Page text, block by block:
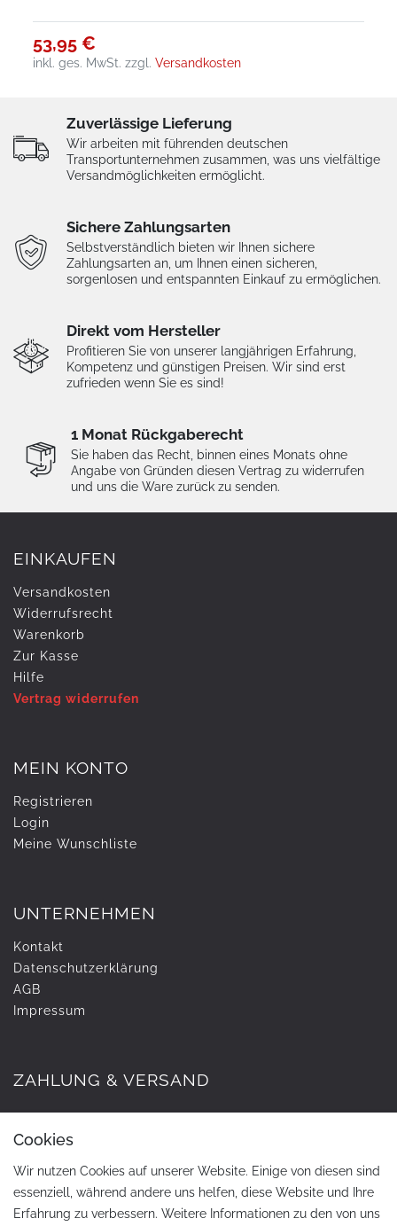
53,95 €
inkl. ges. MwSt. zzgl.Versandkosten
Zuverlässige Lieferung
Wir arbeiten mit führenden deutschen
Transportunternehmen zusammen, was uns vielfältige
Versandmöglichkeiten ermöglicht.
Sichere Zahlungsarten
Selbstverständlich bieten wir Ihnen sichere
Zahlungsarten an, um Ihnen einen sicheren,
sorgenlosen und entspannten Einkauf zu ermöglichen.
Direkt vom Hersteller
Profitieren Sie von unserer langjährigen Erfahrung,
Kompetenz und günstigen Preisen. Wir sind erst
zufrieden wenn Sie es sind!
1 Monat Rückgaberecht
Sie haben das Recht, binnen eines Monats ohne
Angabe von Gründen diesen Vertrag zu widerrufen
und uns die Ware zurück zu senden.
EINKAUFEN
Versandkosten
Widerrufs­recht
Warenkorb
Zur Kasse
Hilfe
Vertrag widerrufen
MEIN KONTO
Registrieren
Login
Meine Wunschliste
UNTERNEHMEN
Kontakt
Daten­schutz­erklärung
AGB
Impressum
ZAHLUNG & VERSAND
Cookies
Wir nutzen Cookies auf unserer Website. Einige von diesen sind
essenziell, während andere uns helfen, diese Website und Ihre
Erfahrung zu verbessern. Weitere Informationen zu den von uns